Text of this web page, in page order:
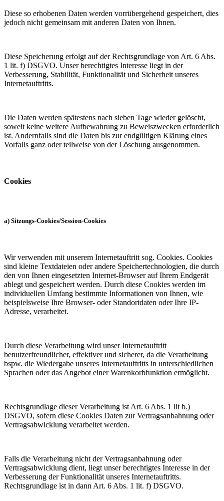
Diese so erhobenen Daten werden vorrübergehend gespeichert, dies
jedoch nicht gemeinsam mit anderen Daten von Ihnen.
Diese Speicherung erfolgt auf der Rechtsgrundlage von Art. 6 Abs.
1 lit. f) DSGVO. Unser berechtigtes Interesse liegt in der
Verbesserung, Stabilität, Funktionalität und Sicherheit unseres
Internetauftritts.
Die Daten werden spätestens nach sieben Tage wieder gelöscht,
soweit keine weitere Aufbewahrung zu Beweiszwecken erforderlich
ist. Andernfalls sind die Daten bis zur endgültigen Klärung eines
Vorfalls ganz oder teilweise von der Löschung ausgenommen.
Cookies
a) Sitzungs-Cookies/Session-Cookies
Wir verwenden mit unserem Internetauftritt sog. Cookies. Cookies
sind kleine Textdateien oder andere Speichertechnologien, die durch
den von Ihnen eingesetzten Internet-Browser auf Ihrem Endgerät
ablegt und gespeichert werden. Durch diese Cookies werden im
individuellen Umfang bestimmte Informationen von Ihnen, wie
beispielsweise Ihre Browser- oder Standortdaten oder Ihre IP-
Adresse, verarbeitet.
Durch diese Verarbeitung wird unser Internetauftritt
benutzerfreundlicher, effektiver und sicherer, da die Verarbeitung
bspw. die Wiedergabe unseres Internetauftritts in unterschiedlichen
Sprachen oder das Angebot einer Warenkorbfunktion ermöglicht.
Rechtsgrundlage dieser Verarbeitung ist Art. 6 Abs. 1 lit b.)
DSGVO, sofern diese Cookies Daten zur Vertragsanbahnung oder
Vertragsabwicklung verarbeitet werden.
Falls die Verarbeitung nicht der Vertragsanbahnung oder
Vertragsabwicklung dient, liegt unser berechtigtes Interesse in der
Verbesserung der Funktionalität unseres Internetauftritts.
Rechtsgrundlage ist in dann Art. 6 Abs. 1 lit. f) DSGVO.